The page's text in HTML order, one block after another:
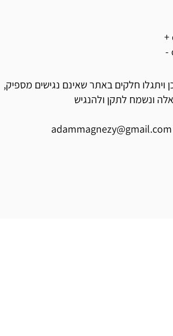
חלקים באתר שאינם נגישים מספיק,
ונשמח לתקן ולהנגיש
@gmail.com